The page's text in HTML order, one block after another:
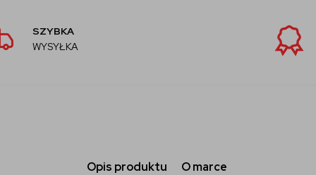
Opis produktu O marce